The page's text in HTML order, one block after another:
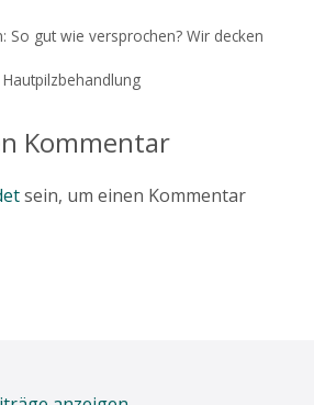
So gut wie versprochen? Wir decken
Kommentar
sein, um einen Kommentar